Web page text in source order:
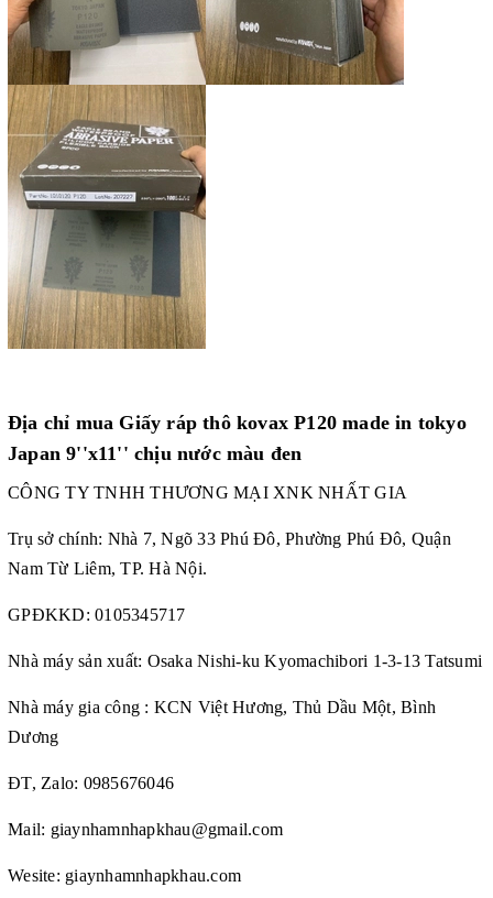
Địa chỉ mua Giấy ráp thô kovax P120 made in tokyo
Japan 9''x11'' chịu nước màu đen
CÔNG TY TNHH THƯƠNG MẠI XNK NHẤT GIA
Trụ sở chính: Nhà 7, Ngõ 33 Phú Đô, Phường Phú Đô, Quận
Nam Từ Liêm, TP. Hà Nội.
GPĐKKD: 0105345717
Nhà máy sản xuất: Osaka Nishi-ku Kyomachibori 1-3-13 Tatsumi
Nhà máy gia công : KCN Việt Hương, Thủ Dầu Một, Bình
Dương
ĐT, Zalo: 0985676046
Mail: giaynhamnhapkhau@gmail.com
Wesite: giaynhamnhapkhau.com